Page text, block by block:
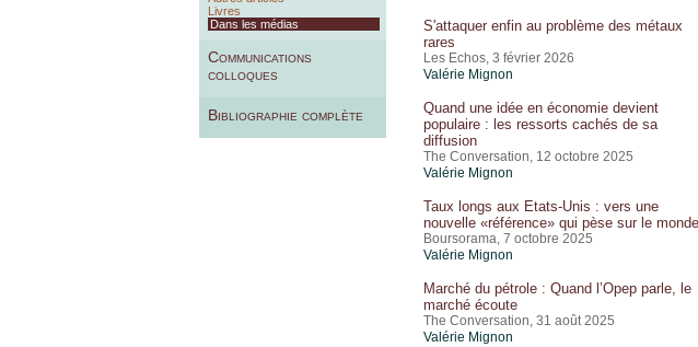
Livres
Dans les médias
Communications
colloques
Bibliographie complète
S'attaquer enfin au problème des métaux
rares
Les Echos, 3 février 2026
Valérie Mignon
Quand une idée en économie devient
populaire : les ressorts cachés de sa
diffusion
The Conversation, 12 octobre 2025
Valérie Mignon
Taux longs aux Etats-Unis : vers une
nouvelle «référence» qui pèse sur le monde
Boursorama, 7 octobre 2025
Valérie Mignon
Marché du pétrole : Quand l’Opep parle, le
marché écoute
The Conversation, 31 août 2025
Valérie Mignon